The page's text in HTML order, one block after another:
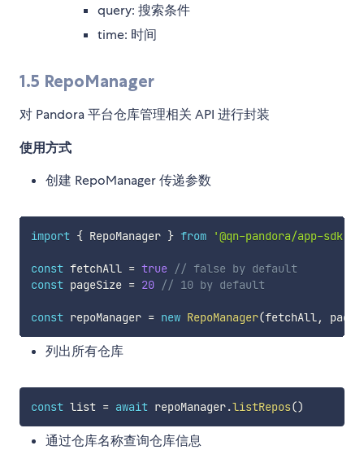
query: 搜索条件
time: 时间
1.5 RepoManager
对 Pandora 平台仓库管理相关 API 进行封装
使用方式
创建 RepoManager 传递参数
import { RepoManager } from '@qn-pandora/app-sdk'
const fetchAll = true // false by default
const pageSize = 20 // 10 by default
const repoManager = new RepoManager(fetchAll,
列出所有仓库
const list = await repoManager.listRepos()
通过仓库名称查询仓库信息